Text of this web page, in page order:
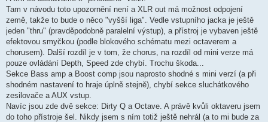
Tam v návodu toto upozornění není a XLR out má možnost odpojení
země, takže to bude o něco "vyšší liga". Vedle vstupního jacka je ještě
jeden "thru" (pravděpodobně paralelní výstup), a přístroj je vybaven ještě
efektovou smyčkou (podle blokového schématu mezi octaverem a
chorusem). Další rozdíl je v tom, že chorus, na rozdíl od mini verze má
pouze ovládání Depth, Speed zde chybí. Trochu škoda...
Sekce Bass amp a Boost comp jsou naprosto shodné s mini verzí (a při
shodném nastavení to hraje úplně stejně), chybí sekce sluchátkového
zesilovače a AUX vstup.
Navíc jsou zde dvě sekce: Dirty Q a Octave. A právě kvůli oktaveru jsem
do toho přístroje šel. Nikdy jsem s ním totiž ještě nehrál (a to mi bude za